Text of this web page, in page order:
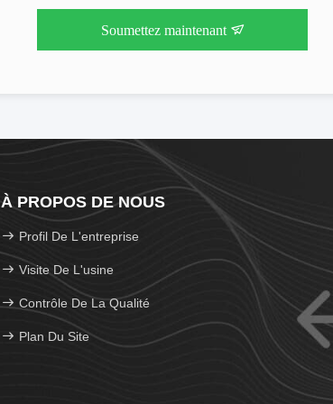
Soumettez maintenant
À PROPOS DE NOUS
Profil De L'entreprise
Visite De L'usine
Contrôle De La Qualité
Plan Du Site